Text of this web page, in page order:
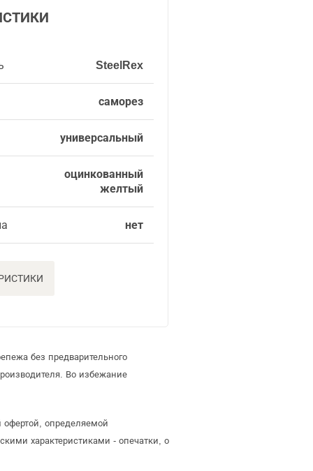
SteelRex
саморез
универсальный
оцинкованный
желтый
нет
без предварительного
Во избежание
определяемой
характеристиками - опечатки, о